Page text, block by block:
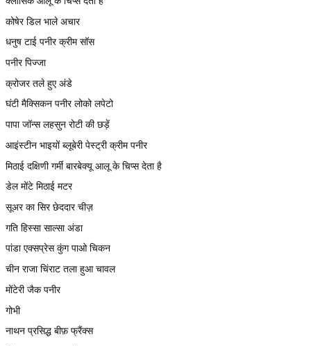
कोषेर डिल भाले अचार
धनुष टाई पनीर क्रीम सॉस
पनीर पिज्जा
क्रोजर तले हुए अंडे
घंटी मैक्सिकन पनीर लोको लपेटो
पापा जॉन्स लहसुन रोटी की छड़ें
आइंस्टीन भाइयों ब्लूबेरी पेस्ट्री क्रीम पनीर
मिठाई दक्षिणी गर्मी बारबेक्यू आलू के चिप्स देता है
डेल मोंटे मिठाई मटर
सूअर का सिर छेददार चीज़
गति हिस्सा साल्सा अंडा
पांडा एक्सप्रेस कुंग पाओ चिकन
चीन राजा चिंराट तला हुआ चावल
मोंटेरी जैक पनीर
गोभी
नाथन प्रसिद्ध बीफ़ फ्रैंक्स